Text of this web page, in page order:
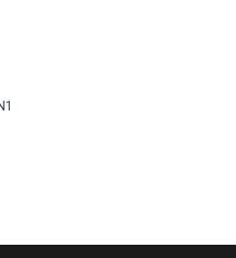
4G 3 pha 380 V